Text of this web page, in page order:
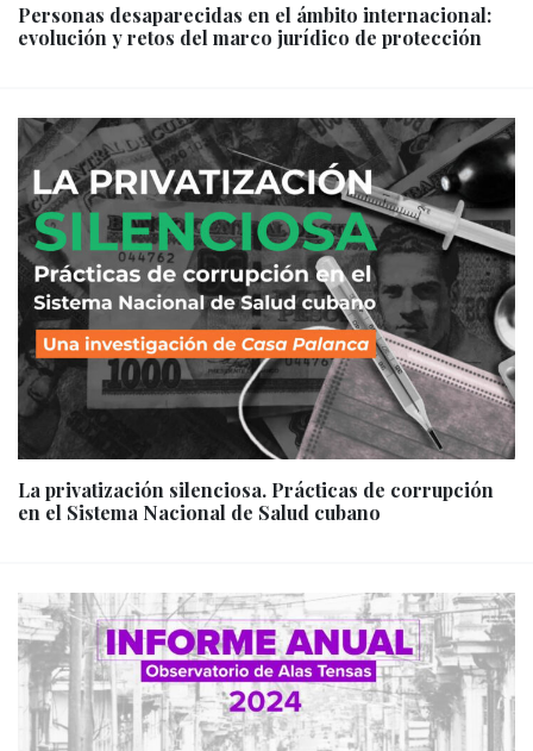
Personas desaparecidas en el ámbito internacional:
evolución y retos del marco jurídico de protección
La privatización silenciosa. Prácticas de corrupción
en el Sistema Nacional de Salud cubano